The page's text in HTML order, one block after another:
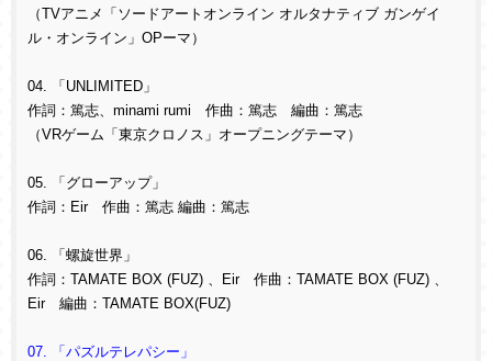
（TVアニメ「ソードアートオンライン オルタナティブ ガンゲイ
ル・オンライン」OPーマ）
04. 「UNLIMITED」
作詞：篤志、minami rumi 作曲：篤志 編曲：篤志
（VRゲーム「東京クロノス」オープニングテーマ）
05. 「グローアップ」
作詞：Eir 作曲：篤志 編曲：篤志
06. 「螺旋世界」
作詞：TAMATE BOX (FUZ) 、Eir 作曲：TAMATE BOX (FUZ) 、
Eir 編曲：TAMATE BOX(FUZ)
07. 「パズルテレパシー」